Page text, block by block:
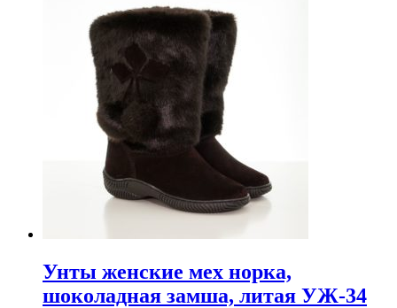
Унты женские мех норка,
шоколадная замша, литая УЖ-34